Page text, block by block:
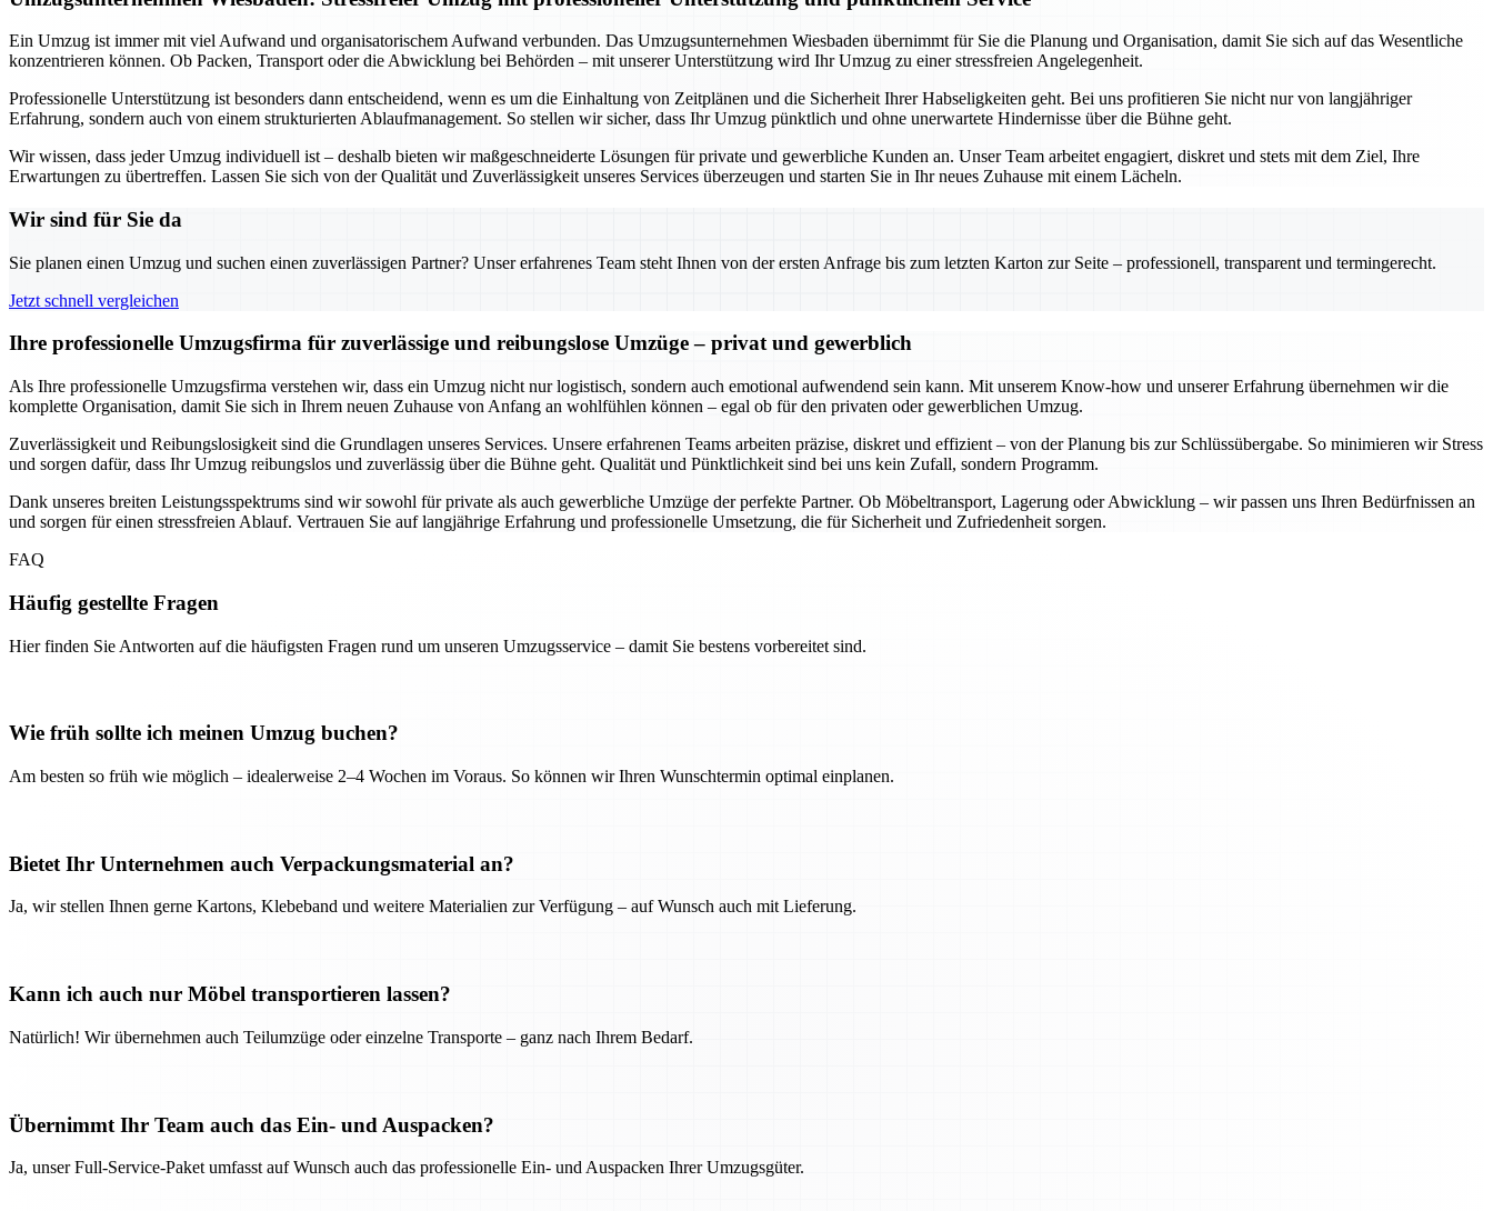
Ein Umzug ist immer mit viel Aufwand und organisatorischem Aufwand verbunden. Das Umzugsunternehmen Wiesbaden übernimmt für Sie die Planung und Organisation, damit Sie sich auf das Wesentliche
konzentrieren können. Ob Packen, Transport oder die Abwicklung bei Behörden – mit unserer Unterstützung wird Ihr Umzug zu einer stressfreien Angelegenheit.
Professionelle Unterstützung ist besonders dann entscheidend, wenn es um die Einhaltung von Zeitplänen und die Sicherheit Ihrer Habseligkeiten geht. Bei uns profitieren Sie nicht nur von langjähriger
Erfahrung, sondern auch von einem strukturierten Ablaufmanagement. So stellen wir sicher, dass Ihr Umzug pünktlich und ohne unerwartete Hindernisse über die Bühne geht.
Wir wissen, dass jeder Umzug individuell ist – deshalb bieten wir maßgeschneiderte Lösungen für private und gewerbliche Kunden an. Unser Team arbeitet engagiert, diskret und stets mit dem Ziel, Ihre
Erwartungen zu übertreffen. Lassen Sie sich von der Qualität und Zuverlässigkeit unseres Services überzeugen und starten Sie in Ihr neues Zuhause mit einem Lächeln.
Wir sind für Sie da
Sie planen einen Umzug und suchen einen zuverlässigen Partner? Unser erfahrenes Team steht Ihnen von der ersten Anfrage bis zum letzten Karton zur Seite – professionell, transparent und termingerecht.
Jetzt schnell vergleichen
Ihre professionelle Umzugsfirma für zuverlässige und reibungslose Umzüge – privat und gewerblich
Als Ihre professionelle Umzugsfirma verstehen wir, dass ein Umzug nicht nur logistisch, sondern auch emotional aufwendend sein kann. Mit unserem Know-how und unserer Erfahrung übernehmen wir die
komplette Organisation, damit Sie sich in Ihrem neuen Zuhause von Anfang an wohlfühlen können – egal ob für den privaten oder gewerblichen Umzug.
Zuverlässigkeit und Reibungslosigkeit sind die Grundlagen unseres Services. Unsere erfahrenen Teams arbeiten präzise, diskret und effizient – von der Planung bis zur Schlüssübergabe. So minimieren wir Stress
und sorgen dafür, dass Ihr Umzug reibungslos und zuverlässig über die Bühne geht. Qualität und Pünktlichkeit sind bei uns kein Zufall, sondern Programm.
Dank unseres breiten Leistungsspektrums sind wir sowohl für private als auch gewerbliche Umzüge der perfekte Partner. Ob Möbeltransport, Lagerung oder Abwicklung – wir passen uns Ihren Bedürfnissen an
und sorgen für einen stressfreien Ablauf. Vertrauen Sie auf langjährige Erfahrung und professionelle Umsetzung, die für Sicherheit und Zufriedenheit sorgen.
FAQ
Häufig gestellte Fragen
Hier finden Sie Antworten auf die häufigsten Fragen rund um unseren Umzugsservice – damit Sie bestens vorbereitet sind.
Wie früh sollte ich meinen Umzug buchen?
Am besten so früh wie möglich – idealerweise 2–4 Wochen im Voraus. So können wir Ihren Wunschtermin optimal einplanen.
Bietet Ihr Unternehmen auch Verpackungsmaterial an?
Ja, wir stellen Ihnen gerne Kartons, Klebeband und weitere Materialien zur Verfügung – auf Wunsch auch mit Lieferung.
Kann ich auch nur Möbel transportieren lassen?
Natürlich! Wir übernehmen auch Teilumzüge oder einzelne Transporte – ganz nach Ihrem Bedarf.
Übernimmt Ihr Team auch das Ein- und Auspacken?
Ja, unser Full-Service-Paket umfasst auf Wunsch auch das professionelle Ein- und Auspacken Ihrer Umzugsgüter.